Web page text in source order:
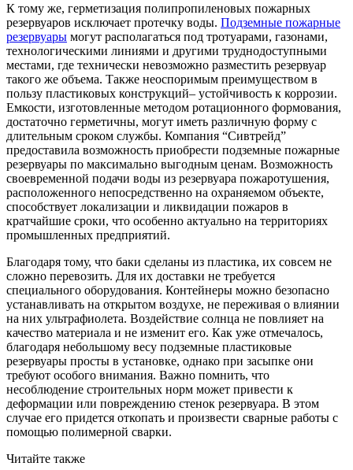
К тому же, герметизация полипропиленовых пожарных
резервуаров исключает протечку воды. Подземные пожарные
резервуары могут располагаться под тротуарами, газонами,
технологическими линиями и другими труднодоступными
местами, где технически невозможно разместить резервуар
такого же объема. Также неоспоримым преимуществом в
пользу пластиковых конструкций– устойчивость к коррозии.
Емкости, изготовленные методом ротационного формования,
достаточно герметичны, могут иметь различную форму с
длительным сроком службы. Компания “Сивтрейд”
предоставила возможность приобрести подземные пожарные
резервуары по максимально выгодным ценам. Возможность
своевременной подачи воды из резервуара пожаротушения,
расположенного непосредственно на охраняемом объекте,
способствует локализации и ликвидации пожаров в
кратчайшие сроки, что особенно актуально на территориях
промышленных предприятий.
Благодаря тому, что баки сделаны из пластика, их совсем не
сложно перевозить. Для их доставки не требуется
специального оборудования. Контейнеры можно безопасно
устанавливать на открытом воздухе, не переживая о влиянии
на них ультрафиолета. Воздействие солнца не повлияет на
качество материала и не изменит его. Как уже отмечалось,
благодаря небольшому весу подземные пластиковые
резервуары просты в установке, однако при засыпке они
требуют особого внимания. Важно помнить, что
несоблюдение строительных норм может привести к
деформации или повреждению стенок резервуара. В этом
случае его придется откопать и произвести сварные работы с
помощью полимерной сварки.
Читайте также